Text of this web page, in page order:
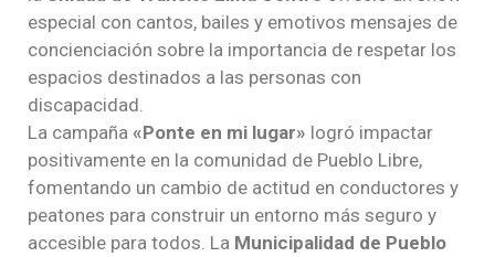
especial con cantos, bailes y emotivos mensajes de
concienciación sobre la importancia de respetar los
espacios destinados a las personas con
discapacidad.
La campaña «Ponte en mi lugar» logró impactar
positivamente en la comunidad de Pueblo Libre,
fomentando un cambio de actitud en conductores y
peatones para construir un entorno más seguro y
accesible para todos. La Municipalidad de Pueblo